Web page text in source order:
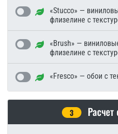
«Stucco» —
флизелине с
«Brush» —
флизелине с
«Fresco» — обои с
3 Расчет